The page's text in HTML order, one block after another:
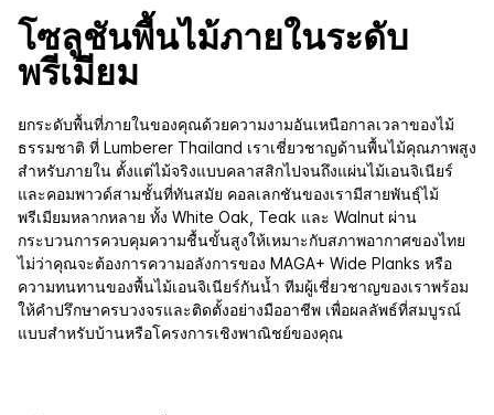
โซลูชันพื้นไม้ภายในระดับ
พรีเมียม
ยกระดับพื้นที่ภายในของคุณด้วยความงามอันเหนือกาลเวลาของไม้
ธรรมชาติ ที่ Lumberer Thailand เราเชี่ยวชาญด้านพื้นไม้คุณภาพสูง
สำหรับภายใน ตั้งแต่ไม้จริงแบบคลาสสิกไปจนถึงแผ่นไม้เอนจิเนียร์
และคอมพาวด์สามชั้นที่ทันสมัย คอลเลกชันของเรามีสายพันธุ์ไม้
พรีเมียมหลากหลาย ทั้ง White Oak, Teak และ Walnut ผ่าน
กระบวนการควบคุมความชื้นขั้นสูงให้เหมาะกับสภาพอากาศของไทย
ไม่ว่าคุณจะต้องการความอลังการของ MAGA+ Wide Planks หรือ
ความทนทานของพื้นไม้เอนจิเนียร์กันน้ำ ทีมผู้เชี่ยวชาญของเราพร้อม
ให้คำปรึกษาครบวงจรและติดตั้งอย่างมืออาชีพ เพื่อผลลัพธ์ที่สมบูรณ์
แบบสำหรับบ้านหรือโครงการเชิงพาณิชย์ของคุณ